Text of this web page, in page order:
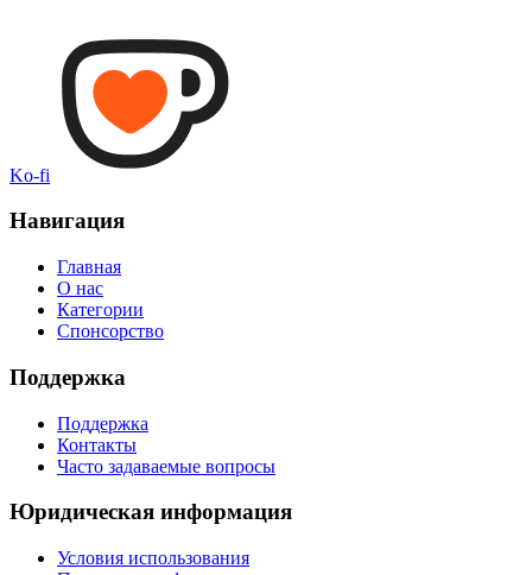
Ko-fi
Навигация
Главная
О нас
Категории
Спонсорство
Поддержка
Поддержка
Контакты
Часто задаваемые вопросы
Юридическая информация
Условия использования